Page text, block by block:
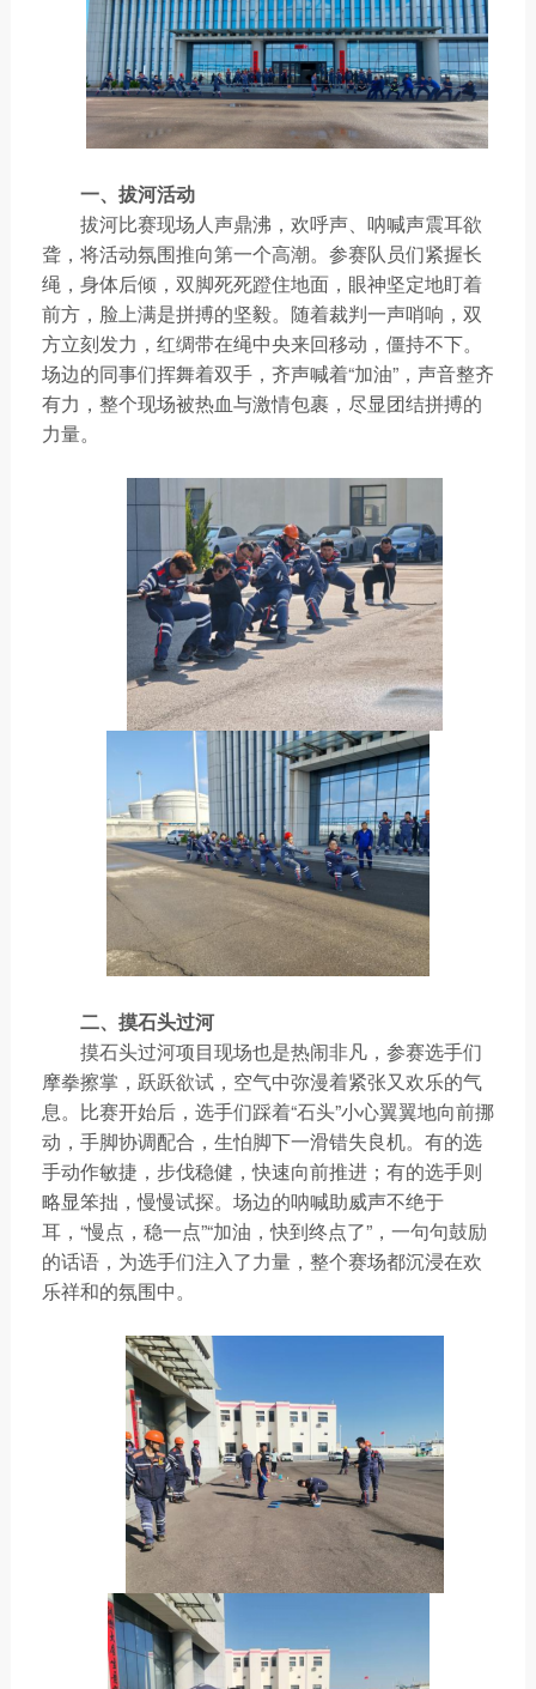
一、拔河活动
拔河比赛现场人声鼎沸，欢呼声、呐喊声震耳欲
聋，将活动氛围推向第一个高潮。参赛队员们紧握长
绳，身体后倾，双脚死死蹬住地面，眼神坚定地盯着
前方，脸上满是拼搏的坚毅。随着裁判一声哨响，双
方立刻发力，红绸带在绳中央来回移动，僵持不下。
场边的同事们挥舞着双手，齐声喊着“加油”，声音整齐
有力，整个现场被热血与激情包裹，尽显团结拼搏的
力量。
二、摸石头过河
摸石头过河项目现场也是热闹非凡，参赛选手们
摩拳擦掌，跃跃欲试，空气中弥漫着紧张又欢乐的气
息。比赛开始后，选手们踩着“石头”小心翼翼地向前挪
动，手脚协调配合，生怕脚下一滑错失良机。有的选
手动作敏捷，步伐稳健，快速向前推进；有的选手则
略显笨拙，慢慢试探。场边的呐喊助威声不绝于
耳，“慢点，稳一点”“加油，快到终点了”，一句句鼓励
的话语，为选手们注入了力量，整个赛场都沉浸在欢
乐祥和的氛围中。